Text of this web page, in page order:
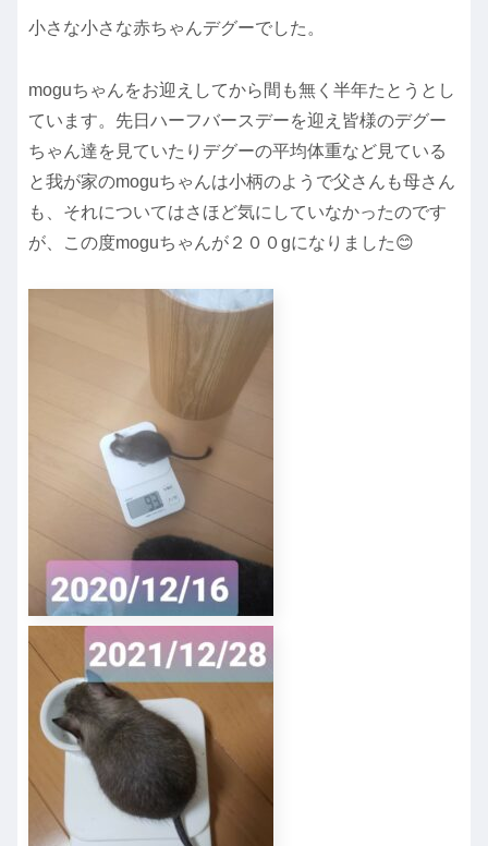
小さな小さな赤ちゃんデグーでした。
moguちゃんをお迎えしてから間も無く半年たとうとし
ています。先日ハーフバースデーを迎え皆様のデグー
ちゃん達を見ていたりデグーの平均体重など見ている
と我が家のmoguちゃんは小柄のようで父さんも母さん
も、それについてはさほど気にしていなかったのです
が、この度moguちゃんが２００gになりました😊